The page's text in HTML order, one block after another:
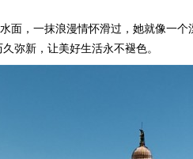
，一抹浪漫情怀滑过，她就像一
弥新，让美好生活永不褪色。